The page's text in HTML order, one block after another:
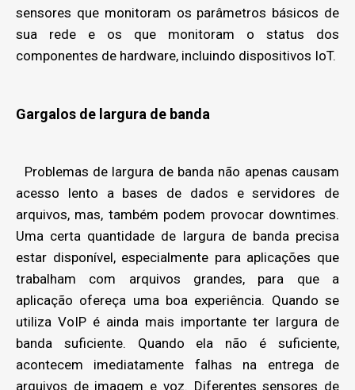
sensores que monitoram os parâmetros básicos de
sua rede e os que monitoram o status dos
componentes de hardware, incluindo dispositivos IoT.
Gargalos de largura de banda
Problemas de largura de banda não apenas causam
acesso lento a bases de dados e servidores de
arquivos, mas, também podem provocar downtimes.
Uma certa quantidade de largura de banda precisa
estar disponível, especialmente para aplicações que
trabalham com arquivos grandes, para que a
aplicação ofereça uma boa experiência. Quando se
utiliza VoIP é ainda mais importante ter largura de
banda suficiente. Quando ela não é suficiente,
acontecem imediatamente falhas na entrega de
arquivos de imagem e voz. Diferentes sensores de